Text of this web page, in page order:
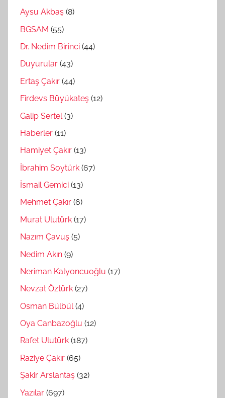
Aysu Akbaş (8)
BGSAM (55)
Dr. Nedim Birinci (44)
Duyurular (43)
Ertaş Çakır (44)
Firdevs Büyükateş (12)
Galip Sertel (3)
Haberler (11)
Hamiyet Çakır (13)
İbrahim Soytürk (67)
İsmail Gemici (13)
Mehmet Çakır (6)
Murat Ulutürk (17)
Nazım Çavuş (5)
Nedim Akın (9)
Neriman Kalyoncuoğlu (17)
Nevzat Öztürk (27)
Osman Bülbül (4)
Oya Canbazoğlu (12)
Rafet Ulutürk (187)
Raziye Çakır (65)
Şakir Arslantaş (32)
Yazılar (697)